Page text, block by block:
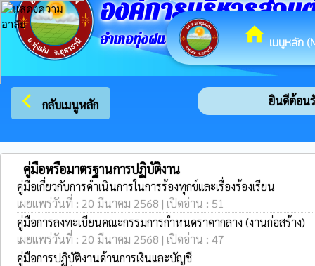
homeเมนูหลัก
องค์การบริหารส่วน
อำเภอทุ่งฝน จังหวัดอุดรธานี
arrow_back_ios กลับเมนูหลัก ยินดีต้อนรั
คู่มือหรือมาตรฐานการปฏิบัติงาน
คู่มือเกี่ยวกับการดำเนินการในการร้องทุกข์และเรื่องร้องเรียน
เผยแพร่วันที่ : 20 มีนาคม 2568 | เปิดอ่าน : 51
คู่มือการลงทะเบียนคณะกรรมการกำหนดราคากลาง (งานก่อสร้าง)
เผยแพร่วันที่ : 20 มีนาคม 2568 | เปิดอ่าน : 47
คู่มือการปฏิบัติงานด้านการเงินและบัญชี